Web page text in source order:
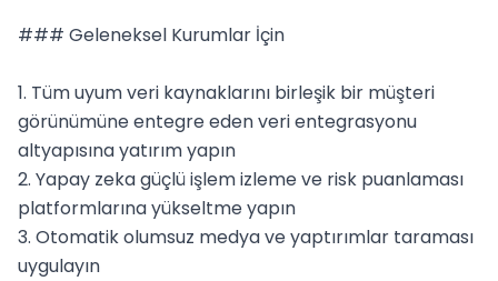
### Geleneksel Kurumlar İçin
1. Tüm uyum veri kaynaklarını birleşik bir müşteri
görünümüne entegre eden veri entegrasyonu
altyapısına yatırım yapın
2. Yapay zeka güçlü işlem izleme ve risk puanlaması
platformlarına yükseltme yapın
3. Otomatik olumsuz medya ve yaptırımlar taraması
uygulayın